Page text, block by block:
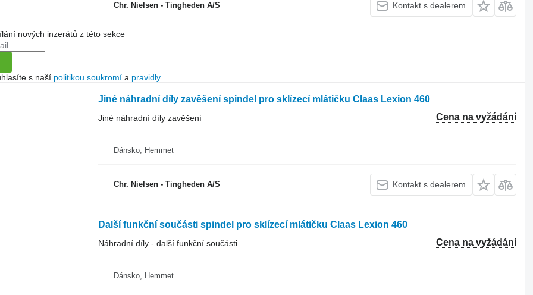
Chr. Nielsen - Tingheden A/S Kontakt s dealerem
nových inzerátů z této sekce
s naší politikou soukromía pravidly.
Jiné náhradní díly zavěšení spindel pro sklízecí mlátičku Claas Lexion 460
Cena na vyžádání
Jiné náhradní díly zavěšení
Dánsko, Hemmet
Chr. Nielsen - Tingheden A/S Kontakt s dealerem
Další funkční součásti spindel pro sklízecí mlátičku Claas Lexion 460
Cena na vyžádání
Náhradní díly - další funkční součásti
Dánsko, Hemmet